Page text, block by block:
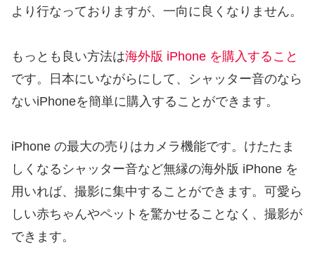
より行なっておりますが、一向に良くなりません。
もっとも良い方法は海外版 iPhone を購入すること
です。日本にいながらにして、シャッター音のなら
ないiPhoneを簡単に購入することができます。
iPhone の最大の売りはカメラ機能です。けたたま
しくなるシャッター音など無縁の海外版 iPhone を
用いれば、撮影に集中することができます。可愛ら
しい赤ちゃんやペットを驚かせることなく、撮影が
できます。